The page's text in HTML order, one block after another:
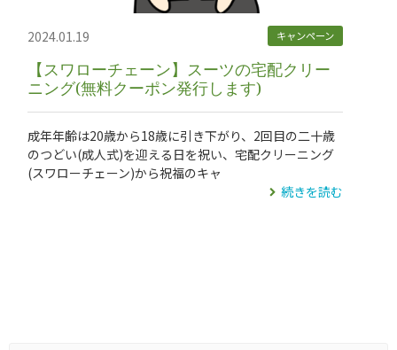
【スワローチェーン】スーツの宅配クリー
ニング(無料クーポン発行します)
2024.01.19 キャンペーン
成年年齢は20歳から18歳に引き下がり、2回目の二十歳
のつどい(成人式)を迎える日を祝い、宅配クリーニング
(スワローチェーン)から祝福のキャ
続きを読む